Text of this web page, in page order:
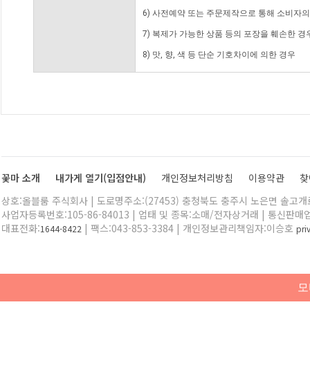
6) 사전예약 또는 주문제작으로 통해 소비자
7) 복제가 가능한 상품 등의 포장을 훼손한 경
8) 맛, 향, 색 등 단순 기호차이에 의한 경우
꽃마 소개 내가게 열기(입점안내) 개인정보처리방침 이용약관
상호:올블룸 주식회사 | 도로명주소:(27453) 충청북도 충주시 노은면 솔고
사업자등록번호:105-86-84013 | 업태 및 종목:소매/전자상거래 | 통신판매
대표전화:1644-8422 | 팩스:043-853-3384 | 개인정보관리책임자:이승호